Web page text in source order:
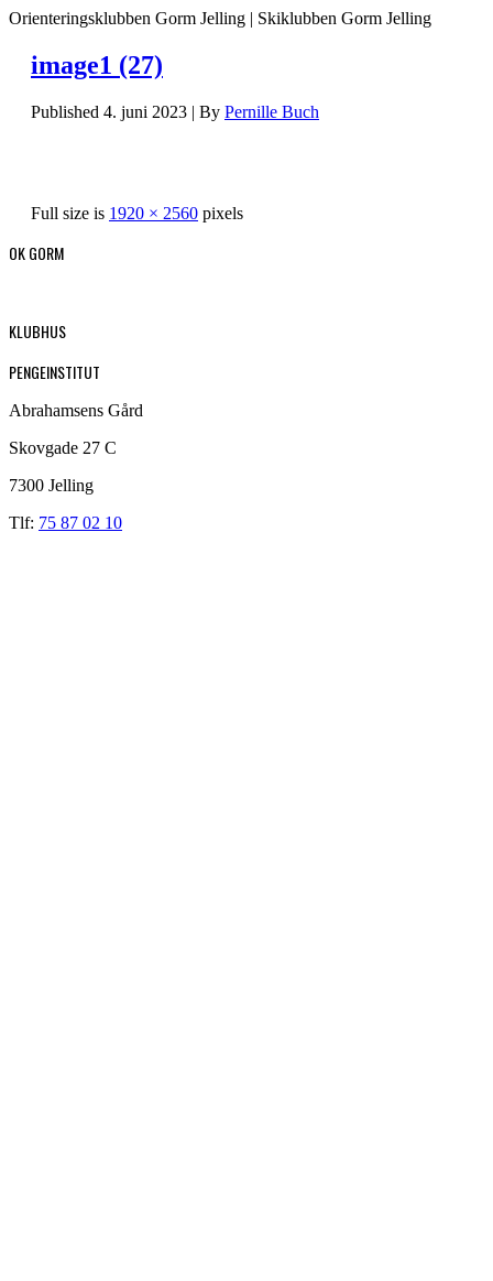
Orienteringsklubben Gorm Jelling | Skiklubben Gorm Jelling
image1 (27)
Published 4. juni 2023 | By Pernille Buch
Full size is 1920 × 2560 pixels
OK GORM
KLUBHUS
PENGEINSTITUT
Abrahamsens Gård
Skovgade 27 C
7300 Jelling
Tlf: 75 87 02 10